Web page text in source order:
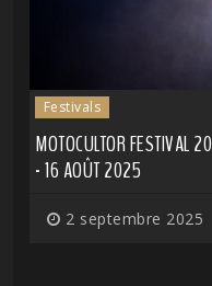
Festivals
MOTOCULTOR FESTIVAL
- 16 AOÛT 2025
2 septembre 2025